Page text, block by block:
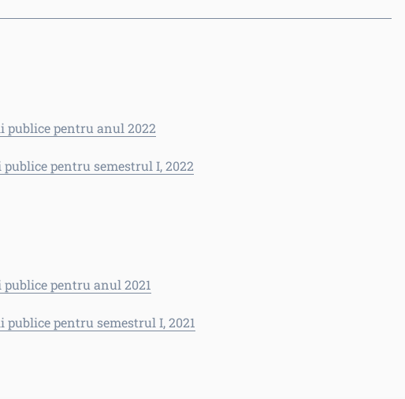
publice pentru anul 2022
pentru semestrul I, 2022
pentru anul 2021
pentru semestrul I, 2021